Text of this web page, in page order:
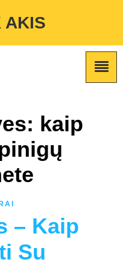
themes/marketing-
AKIS
kaip
– Kaip
Su